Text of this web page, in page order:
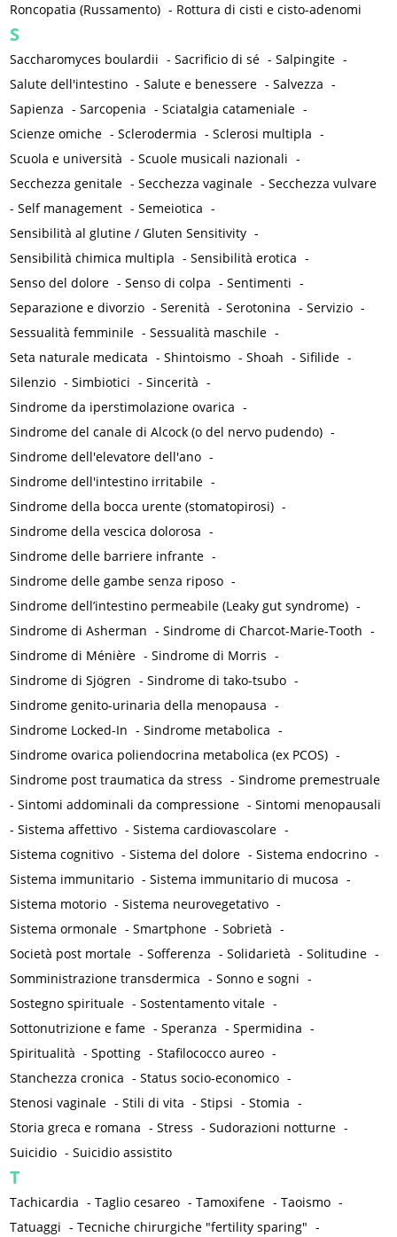
Roncopatia (Russamento) - Rottura di cisti e cisto-adenomi
S
Saccharomyces boulardii -Sacrificio di sé -Salpingite -
Salute dell'intestino -Salute e benessere -Salvezza -
Sapienza -Sarcopenia -Sciatalgia catameniale -
Scienze omiche -Sclerodermia -Sclerosi multipla -
Scuola e università -Scuole musicali nazionali -
Secchezza genitale -Secchezza vaginale -Secchezza vulvare
-Self management -Semeiotica -
Sensibilità al glutine / Gluten Sensitivity -
Sensibilità chimica multipla -Sensibilità erotica -
Senso del dolore -Senso di colpa -Sentimenti -
Separazione e divorzio -Serenità -Serotonina -Servizio -
Sessualità femminile -Sessualità maschile -
Seta naturale medicata -Shintoismo -Shoah -Sifilide -
Silenzio -Simbiotici -Sincerità -
Sindrome da iperstimolazione ovarica -
Sindrome del canale di Alcock (o del nervo pudendo) -
Sindrome dell'elevatore dell'ano -
Sindrome dell'intestino irritabile -
Sindrome della bocca urente (stomatopirosi) -
Sindrome della vescica dolorosa -
Sindrome delle barriere infrante -
Sindrome delle gambe senza riposo -
Sindrome dell’intestino permeabile (Leaky gut syndrome) -
Sindrome di Asherman -Sindrome di Charcot-Marie-Tooth -
Sindrome di Ménière -Sindrome di Morris -
Sindrome di Sjögren -Sindrome di tako-tsubo -
Sindrome genito-urinaria della menopausa -
Sindrome Locked-In -Sindrome metabolica -
Sindrome ovarica poliendocrina metabolica (ex PCOS) -
Sindrome post traumatica da stress -Sindrome premestruale
-Sintomi addominali da compressione -Sintomi menopausali
-Sistema affettivo -Sistema cardiovascolare -
Sistema cognitivo -Sistema del dolore -Sistema endocrino -
Sistema immunitario -Sistema immunitario di mucosa -
Sistema motorio -Sistema neurovegetativo -
Sistema ormonale -Smartphone -Sobrietà -
Società post mortale -Sofferenza -Solidarietà -Solitudine -
Somministrazione transdermica -Sonno e sogni -
Sostegno spirituale -Sostentamento vitale -
Sottonutrizione e fame -Speranza -Spermidina -
Spiritualità -Spotting -Stafilococco aureo -
Stanchezza cronica -Status socio-economico -
Stenosi vaginale -Stili di vita -Stipsi -Stomia -
Storia greca e romana -Stress -Sudorazioni notturne -
Suicidio -Suicidio assistito
T
Tachicardia -Taglio cesareo -Tamoxifene -Taoismo -
Tatuaggi -Tecniche chirurgiche "fertility sparing" -